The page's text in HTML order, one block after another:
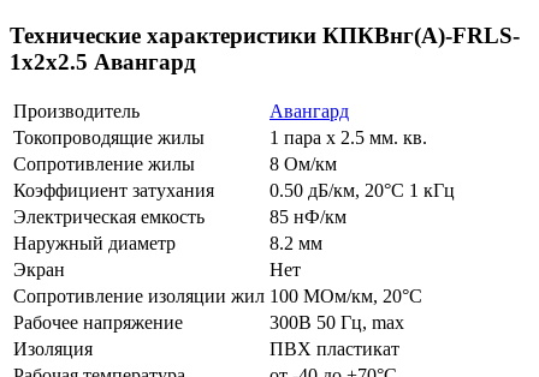
Технические характеристики КПКВнг(А)-FRLS-
1х2х2.5 Авангард
Производитель
Авангард
Токопроводящие жилы
1 пара х 2.5 мм. кв.
Сопротивление жилы
8 Ом/км
Коэффициент затухания
0.50 дБ/км, 20°С 1 кГц
Электрическая емкость
85 нФ/км
Наружный диаметр
8.2 мм
Экран
Нет
Сопротивление изоляции жил 100 МОм/км, 20°С
Рабочее напряжение
300В 50 Гц, max
Изоляция
ПВХ пластикат